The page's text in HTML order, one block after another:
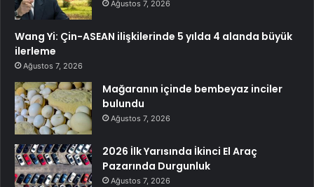
Ağustos 7, 2026
Wang Yi: Çin-ASEAN ilişkilerinde 5 yılda 4 alanda büyük
ilerleme
Ağustos 7, 2026
Mağaranın içinde bembeyaz inciler
bulundu
Ağustos 7, 2026
2026 İlk Yarısında İkinci El Araç
Pazarında Durgunluk
Ağustos 7, 2026